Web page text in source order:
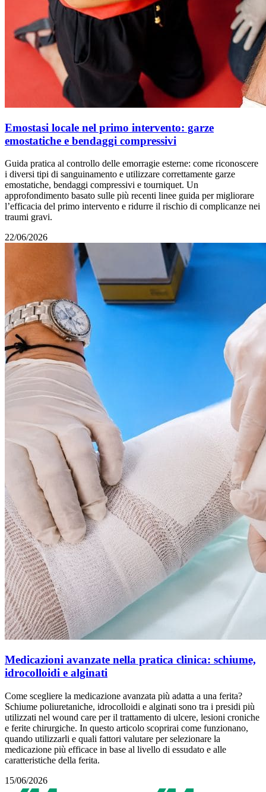
Emostasi locale nel primo intervento: garze
emostatiche e bendaggi compressivi
Guida pratica al controllo delle emorragie esterne: come riconoscere
i diversi tipi di sanguinamento e utilizzare correttamente garze
emostatiche, bendaggi compressivi e tourniquet. Un
approfondimento basato sulle più recenti linee guida per migliorare
l’efficacia del primo intervento e ridurre il rischio di complicanze nei
traumi gravi.
22/06/2026
Medicazioni avanzate nella pratica clinica: schiume,
idrocolloidi e alginati
Come scegliere la medicazione avanzata più adatta a una ferita?
Schiume poliuretaniche, idrocolloidi e alginati sono tra i presidi più
utilizzati nel wound care per il trattamento di ulcere, lesioni croniche
e ferite chirurgiche. In questo articolo scoprirai come funzionano,
quando utilizzarli e quali fattori valutare per selezionare la
medicazione più efficace in base al livello di essudato e alle
caratteristiche della ferita.
15/06/2026